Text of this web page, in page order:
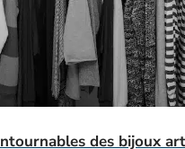
des bijoux